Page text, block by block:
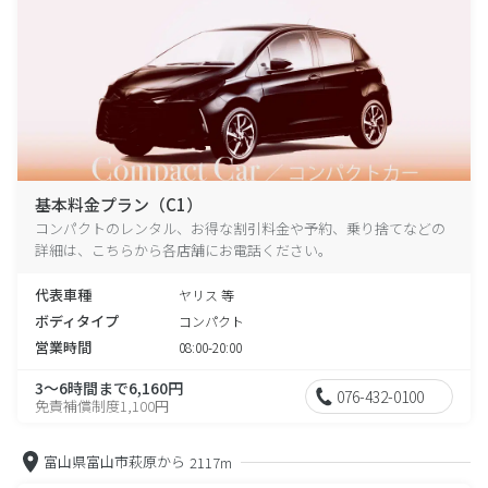
基本料金プラン（C1）
コンパクトのレンタル、お得な割引料金や予約、乗り捨てなどの
詳細は、こちらから各店舗にお電話ください。
代表車種 ヤリス 等
ボディタイプ コンパクト
営業時間 08:00-20:00
3～6時間まで6,160円
免責補償制度1,100円 076-432-0100
富山県富山市萩原から 2117m